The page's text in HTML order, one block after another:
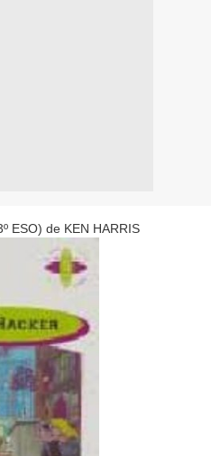
ESO) de KEN HARRIS